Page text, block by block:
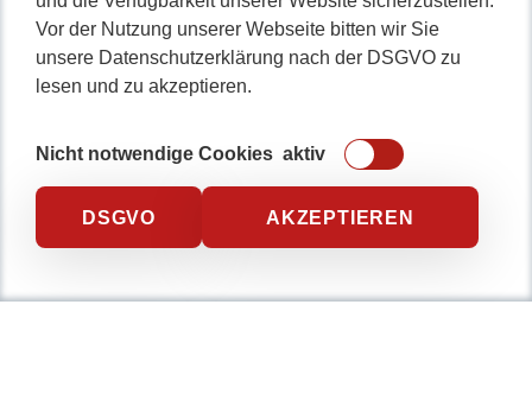
Vor der Nutzung unserer Webseite bitten wir Sie
unsere Datenschutzerklärung nach der DSGVO zu
lesen und zu akzeptieren.
Nicht notwendige Cookies aktiv
DSGVO AKZEPTIEREN